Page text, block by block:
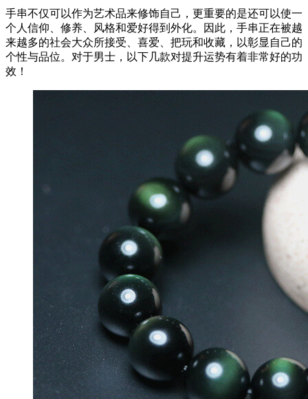
手串不仅可以作为艺术品来修饰自己，更重要的是还可以使一
个人信仰、修养、风格和爱好得到外化。因此，手串正在被越
来越多的社会大众所接受、喜爱、把玩和收藏，以彰显自己的
个性与品位。对于男士，以下几款对提升运势有着非常好的功
效！